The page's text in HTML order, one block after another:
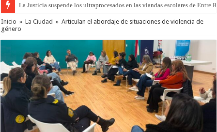
La Justicia suspende los ultraprocesados en las viandas escolares de Entre
Inicio » La Ciudad » Articulan el abordaje de situaciones de violencia de
género